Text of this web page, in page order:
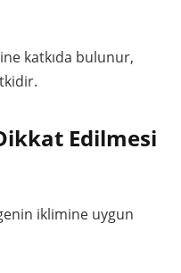
katkıda bulunur,
Edilmesi
iklimine uygun